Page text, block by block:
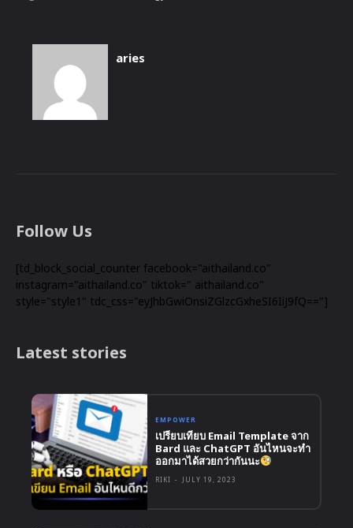
aries
Follow Us
[td_block_social_counter facebook="aithailand.co"
instagram="aithailand.co" tiktok=" aithailand.co"
style="style1" tdc_css="eyJhbGwiOnsiZGlzcGxheSI6IiJ9fQ=="]
Latest stories
EMPOWER
เปรียบเทียบ Email Template จาก
Bard และ ChatGPT อันไหนจะทำ
ออกมาได้สวยกว่ากันนะ
RIKI - JULY 19, 2023